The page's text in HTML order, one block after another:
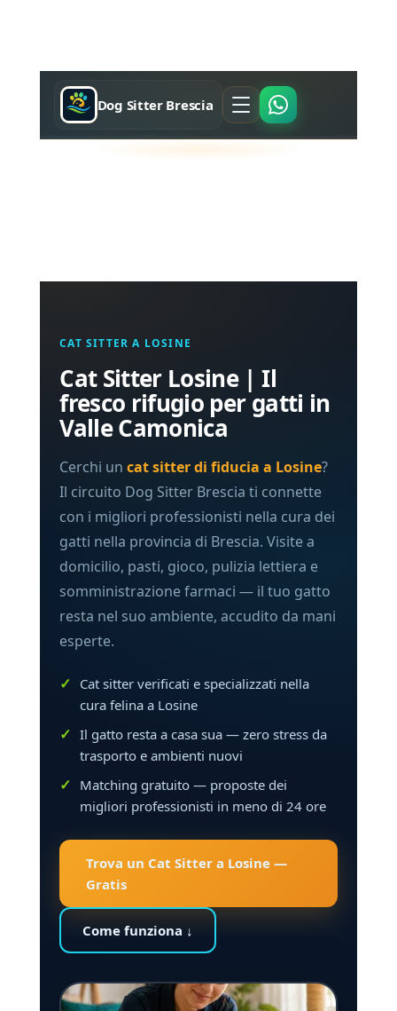
Dog Sitter Brescia
CAT SITTER A LOSINE
Cat Sitter Losine | Il
fresco rifugio per gatti in
Valle Camonica
Cerchi uncat sitter di fiducia a Losine?
Il circuito Dog Sitter Brescia ti connette
con i migliori professionisti nella cura dei
gatti nella provincia di Brescia. Visite a
domicilio, pasti, gioco, pulizia lettiera e
somministrazione farmaci — il tuo gatto
resta nel suo ambiente, accudito da mani
esperte.
Cat sitter verificati e specializzati nella
cura felina a Losine
Il gatto resta a casa sua — zero stress da
trasporto e ambienti nuovi
Matching gratuito — proposte dei
migliori professionisti in meno di 24 ore
Trova un Cat Sitter a Losine —
Gratis
Come funziona ↓